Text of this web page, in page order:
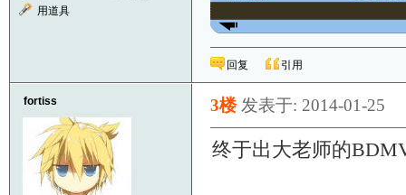
用道具
回复 引用
fortiss 3楼 发表于: 2014-01-25
终于出大老师的